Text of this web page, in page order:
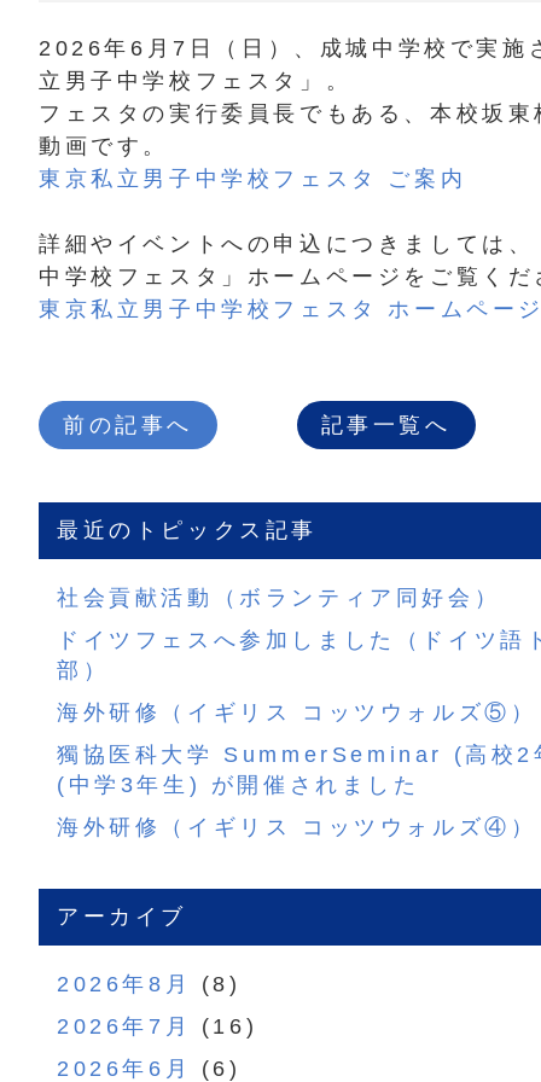
2026年6月7日（日）、成城中学校で実施
立男子中学校フェスタ」。
フェスタの実行委員長でもある、本校坂
動画です。
東京私立男子中学校フェスタ ご案内
詳細やイベントへの申込につきましては
中学校フェスタ」ホームページをご覧くだ
東京私立男子中学校フェスタ ホームペー
前の記事へ 記事一覧へ
最近のトピックス記事
社会貢献活動（ボランティア同好会）
ドイツフェスへ参加しました（ドイツ語
部）
海外研修（イギリス コッツウォルズ⑤）
獨協医科大学 SummerSeminar (高校2
(中学3年生) が開催されました
海外研修（イギリス コッツウォルズ④）
アーカイブ
2026年8月
(8)
2026年7月
(16)
2026年6月
(6)